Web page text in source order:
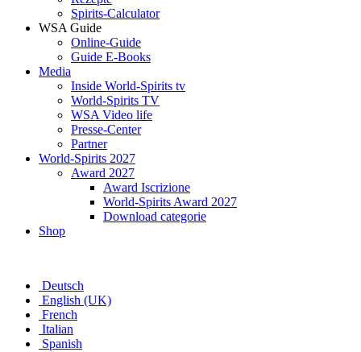
Spirits-Calculator
WSA Guide
Online-Guide
Guide E-Books
Media
Inside World-Spirits tv
World-Spirits TV
WSA Video life
Presse-Center
Partner
World-Spirits 2027
Award 2027
Award Iscrizione
World-Spirits Award 2027
Download categorie
Shop
Deutsch
English (UK)
French
Italian
Spanish